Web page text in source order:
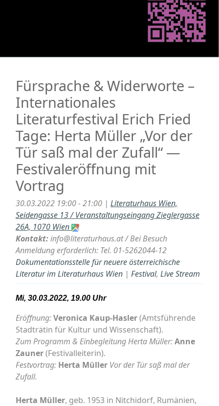
Fürsprache & Widerworte –
Internationales
Literaturfestival Erich Fried
Tage: Herta Müller „Vor der
Tür saß mal der Zufall“ —
Festivaleröffnung mit
Vortrag
30.03.2022 19:00 - 21:00 | Literaturhaus Wien,
Seidengasse 13 / Veranstaltungseingang Zieglergasse
26A, 1070 Wien
Kontakt:info@literaturhaus.at / Bei Besuch
Anmeldung erforderlich: Tel. 01-5262044-12
Dokumentationsstelle für neuere österreichische
Literatur im Literaturhaus Wien | Festival, Live Stream
Mi, 30.03.2022, 19.00 Uhr
Eröffnung:Veronica Kaup-Hasler(Amtsführende
Stadträtin für Kultur und Wissenschaft).
Zum Programm & Einbegleitung Herta Müller:Anne
Zauner(Festivalleiterin).
Festvortrag: Herta Müller Vor der Tür saß mal der
Zufall.
Herta Müller, geb. 1953 in Nitchidorf, Rumänien,